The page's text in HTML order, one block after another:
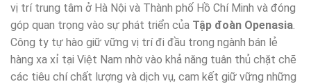
vị trí trung tâm ở Hà Nội và Thành phố Hồ Chí Minh và đóng
góp quan trọng vào sự phát triển của Tập đoàn Openasia.
Công ty tự hào giữ vững vị trí đi đầu trong ngành bán lẻ
hàng xa xỉ tại Việt Nam nhờ vào khả năng tuân thủ chặt chẽ
các tiêu chí chất lượng và dịch vụ, cam kết giữ vững những